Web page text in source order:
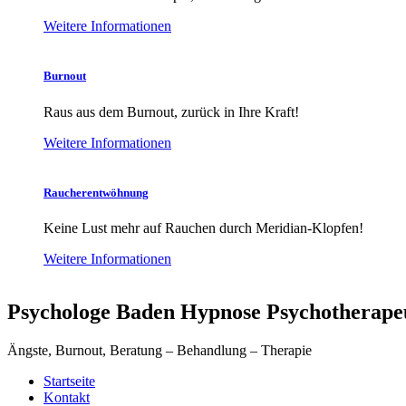
Weitere Informationen
Burnout
Raus aus dem Burnout, zurück in Ihre Kraft!
Weitere Informationen
Raucherentwöhnung
Keine Lust mehr auf Rauchen durch Meridian-Klopfen!
Weitere Informationen
Psychologe Baden Hypnose
Ängste, Burnout, Beratung – Behandlung – Therapie
Startseite
Kontakt